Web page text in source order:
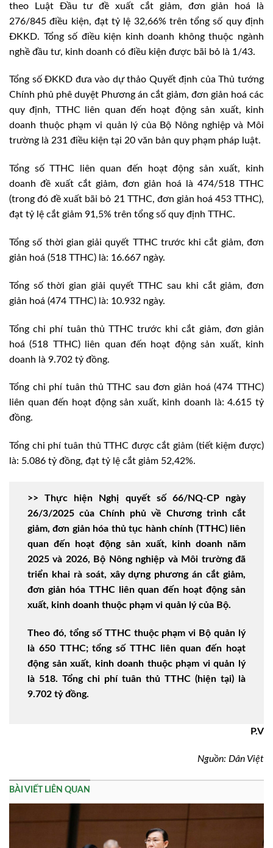
theo Luật Đầu tư đề xuất cắt giảm, đơn giản hoá là
276/845 điều kiện, đạt tỷ lệ 32,66% trên tổng số quy định
ĐKKD. Tổng số điều kiện kinh doanh không thuộc ngành
nghề đầu tư, kinh doanh có điều kiện được bãi bỏ là 1/43.
Tổng số ĐKKD đưa vào dự thảo Quyết định của Thủ tướng
Chính phủ phê duyệt Phương án cắt giảm, đơn giản hoá các
quy định, TTHC liên quan đến hoạt động sản xuất, kinh
doanh thuộc phạm vi quản lý của Bộ Nông nghiệp và Môi
trường là 231 điều kiện tại 20 văn bản quy phạm pháp luật.
Tổng số TTHC liên quan đến hoạt động sản xuất, kinh
doanh đề xuất cắt giảm, đơn giản hoá là 474/518 TTHC
(trong đó đề xuất bãi bỏ 21 TTHC, đơn giản hoá 453 TTHC),
đạt tỷ lệ cắt giảm 91,5% trên tổng số quy định TTHC.
Tổng số thời gian giải quyết TTHC trước khi cắt giảm, đơn
giản hoá (518 TTHC) là: 16.667 ngày.
Tổng số thời gian giải quyết TTHC sau khi cắt giảm, đơn
giản hoá (474 TTHC) là: 10.932 ngày.
Tổng chi phí tuân thủ TTHC trước khi cắt giảm, đơn giản
hoá (518 TTHC) liên quan đến hoạt động sản xuất, kinh
doanh là 9.702 tỷ đồng.
Tổng chi phí tuân thủ TTHC sau đơn giản hoá (474 TTHC)
liên quan đến hoạt động sản xuất, kinh doanh là: 4.615 tỷ
đồng.
Tổng chi phí tuân thủ TTHC được cắt giảm (tiết kiệm được)
là: 5.086 tỷ đồng, đạt tỷ lệ cắt giảm 52,42%.
>> Thực hiện Nghị quyết số 66/NQ-CP ngày
26/3/2025 của Chính phủ về Chương trình cắt
giảm, đơn giản hóa thủ tục hành chính (TTHC) liên
quan đến hoạt động sản xuất, kinh doanh năm
2025 và 2026, Bộ Nông nghiệp và Môi trường đã
triển khai rà soát, xây dựng phương án cắt giảm,
đơn giản hóa TTHC liên quan đến hoạt động sản
xuất, kinh doanh thuộc phạm vi quản lý của Bộ.
Theo đó, tổng số TTHC thuộc phạm vi Bộ quản lý
là 650 TTHC; tổng số TTHC liên quan đến hoạt
động sản xuất, kinh doanh thuộc phạm vi quản lý
là 518. Tổng chi phí tuân thủ TTHC (hiện tại) là
9.702 tỷ đồng.
P.V
Nguồn: Dân Việt
BÀI VIẾT LIÊN QUAN